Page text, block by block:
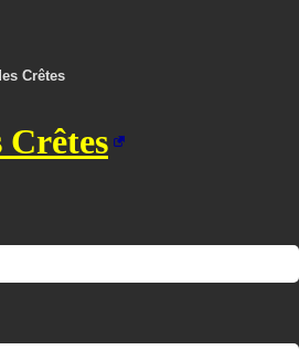
Crêtes
Crêtes